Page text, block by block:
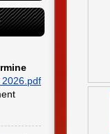
2026.pdf